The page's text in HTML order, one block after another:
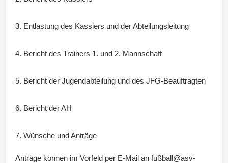
e. V.
3. Entlastung des Kassiers und der Abteilungsleitung
4. Bericht des Trainers 1. und 2. Mannschaft
5. Bericht der Jugendabteilung und des JFG-Beauftragten
6. Bericht der AH
7. Wünsche und Anträge
Anträge können im Vorfeld per E-Mail an fußball@asv-